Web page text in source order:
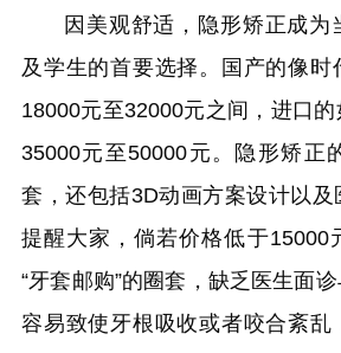
因美观舒适，隐形矫正成为
及学生的首要选择。国产的像时
18000元至32000元之间，进口
35000元至50000元。隐形矫正
套，还包括3D动画方案设计以
提醒大家，倘若价格低于15000
“牙套邮购”的圈套，缺乏医生面
容易致使牙根吸收或者咬合紊乱